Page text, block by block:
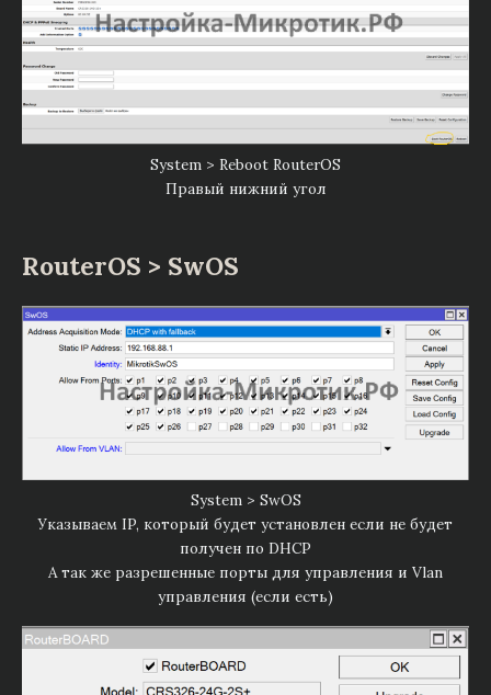
System > Reboot RouterOS
Правый нижний угол
RouterOS > SwOS
System > SwOS
Указываем IP, который будет установлен если не будет
получен по DHCP
А так же разрешенные порты для управления и Vlan
управления (если есть)